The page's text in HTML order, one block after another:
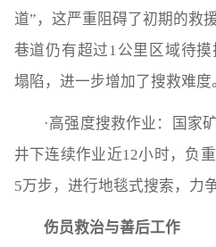
道”，这严重阻碍了初期的救
巷道仍有超过1公里区域待
塌陷，进一步增加了搜救难度
·高强度搜救作业‌：国家
井下连续作业近12小时，负
5万步，进行地毯式搜索，力
伤员救治与善后工作